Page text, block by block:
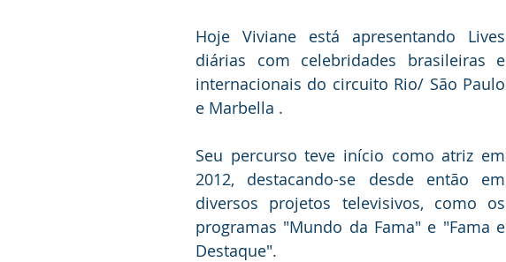
Hoje Viviane está apresentando Lives
diárias com celebridades brasileiras e
internacionais do circuito Rio/ São Paulo
e Marbella .
Seu percurso teve início como atriz em
2012, destacando-se desde então em
diversos projetos televisivos, como os
programas "Mundo da Fama" e "Fama e
Destaque".